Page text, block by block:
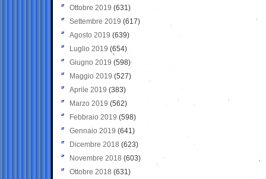
Ottobre 2019 (631)
Settembre 2019 (617)
Agosto 2019 (639)
Luglio 2019 (654)
Giugno 2019 (598)
Maggio 2019 (527)
Aprile 2019 (383)
Marzo 2019 (562)
Febbraio 2019 (598)
Gennaio 2019 (641)
Dicembre 2018 (623)
Novembre 2018 (603)
Ottobre 2018 (631)